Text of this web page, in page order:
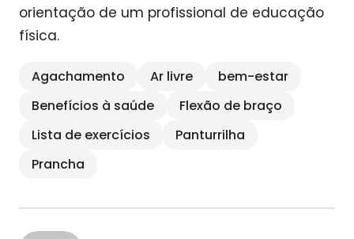
orientação de um profissional de educação
física.
Agachamento Ar livre
bem-estar
Benefícios à saúde
Flexão de braço
Lista de exercícios
Panturrilha
Prancha